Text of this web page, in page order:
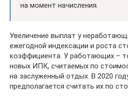
на момент начисления.
Увеличение выплат у
ежегодной индексации и роста
коэффициента. У работающих –
новых ИПК, считаемых по
на заслуженный отдых. В 2020
предполагается считать их по